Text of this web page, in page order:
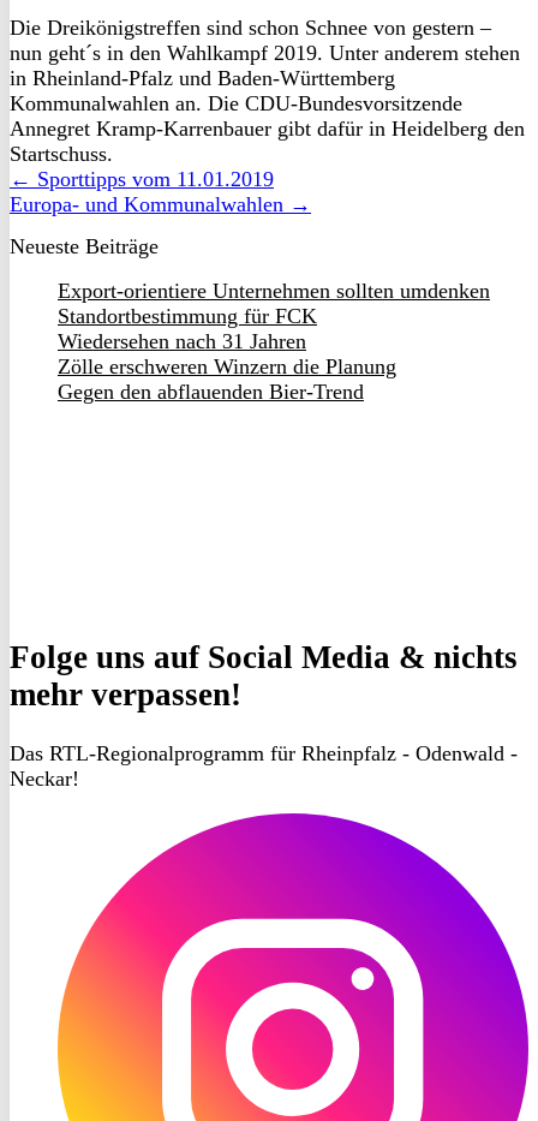
Die Dreikönigstreffen sind schon Schnee von gestern –
nun geht´s in den Wahlkampf 2019. Unter anderem stehen
in Rheinland-Pfalz und Baden-Württemberg
Kommunalwahlen an. Die CDU-Bundesvorsitzende
Annegret Kramp-Karrenbauer gibt dafür in Heidelberg den
Startschuss.
← Sporttipps vom 11.01.2019
Europa- und Kommunalwahlen →
Neueste Beiträge
Export-orientiere Unternehmen sollten umdenken
Standortbestimmung für FCK
Wiedersehen nach 31 Jahren
Zölle erschweren Winzern die Planung
Gegen den abflauenden Bier-Trend
Folge uns auf Social Media & nichts
mehr verpassen!
Das RTL-Regionalprogramm für Rheinpfalz - Odenwald -
Neckar!
Instagram